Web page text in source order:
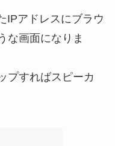
IPアドレスにブラウ
な画面になりま
プすればスピーカ